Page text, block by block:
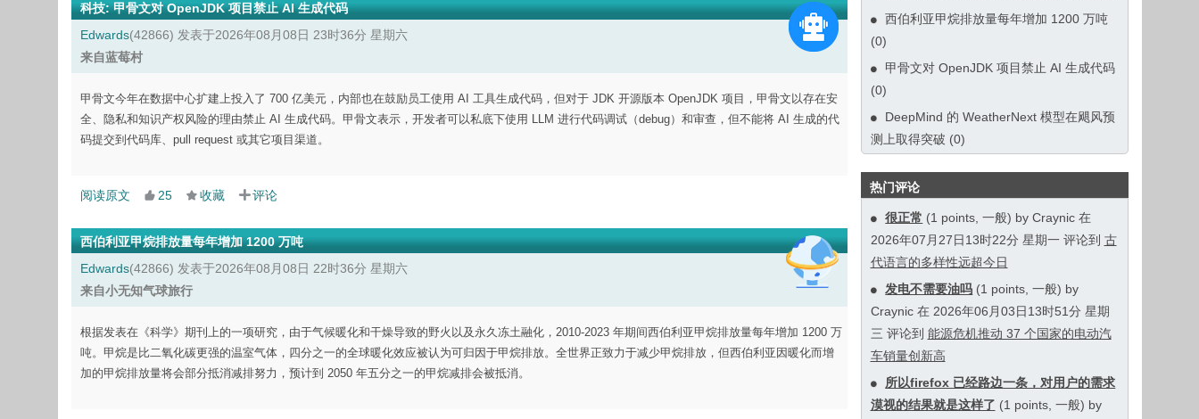
西伯利亚甲烷排放量每年增加 1200 万吨
(0)
甲骨文对 OpenJDK 项目禁止 AI 生成代码
(0)
DeepMind 的 WeatherNext 模型在飓风预
测上取得突破 (0)
热门评论
很正常 (1 points, 一般) by Craynic 在
2026年07月27日13时22分 星期一 评论到 古
代语言的多样性远超今日
发电不需要油吗 (1 points, 一般) by
Craynic 在 2026年06月03日13时51分 星期
三 评论到 能源危机推动 37 个国家的电动汽
车销量创新高
所以firefox 已经路边一条，对用户的需求
漠视的结果就是这样了 (1 points, 一般) by
科技:甲骨文对 OpenJDK 项目禁止 AI 生成代码
Edwards(42866) 发表于2026年08月08日 23时36分 星期六
来自蓝莓村
甲骨文今年在数据中心扩建上投入了 700 亿美元，内部也在鼓励员工使用 AI 工具生成代码，但对于 JDK 开源版本 OpenJDK 项目，甲骨文以存在安
全、隐私和知识产权风险的理由禁止 AI 生成代码。甲骨文表示，开发者可以私底下使用 LLM 进行代码调试（debug）和审查，但不能将 AI 生成的代
码提交到代码库、pull request 或其它项目渠道。
阅读原文 25 收藏 评论
西伯利亚甲烷排放量每年增加 1200 万吨
Edwards(42866) 发表于2026年08月08日 22时36分 星期六
来自小无知气球旅行
根据发表在《科学》期刊上的一项研究，由于气候暖化和干燥导致的野火以及永久冻土融化，2010-2023 年期间西伯利亚甲烷排放量每年增加 1200 万
吨。甲烷是比二氧化碳更强的温室气体，四分之一的全球暖化效应被认为可归因于甲烷排放。全世界正致力于减少甲烷排放，但西伯利亚因暖化而增
加的甲烷排放量将会部分抵消减排努力，预计到 2050 年五分之一的甲烷减排会被抵消。